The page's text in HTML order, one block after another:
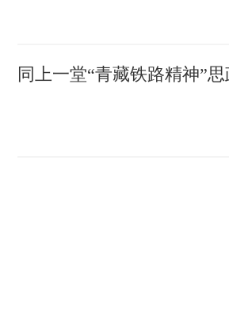
同上一堂“青藏铁路精神”